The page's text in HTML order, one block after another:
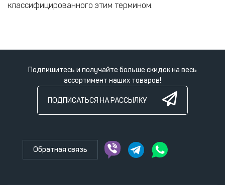
классифицированного этим термином.
Подпишитесь и получайте больше скидок на весь
ассортимент наших товаров!
ПОДПИСАТЬСЯ НА РАССЫЛКУ
Обратная связь